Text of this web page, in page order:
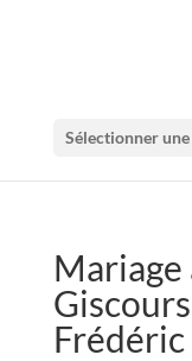
Sélectionner une
Mariage
Frédéric